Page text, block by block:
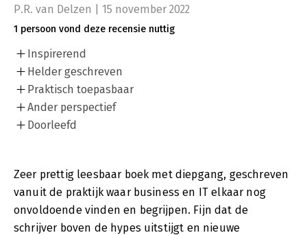
P.R. van Delzen | 15 november 2022
1 persoon vond deze recensie nuttig
Inspirerend
Helder geschreven
Praktisch toepasbaar
Ander perspectief
Doorleefd
Zeer prettig leesbaar boek met diepgang, geschreven
vanuit de praktijk waar business en IT elkaar nog
onvoldoende vinden en begrijpen. Fijn dat de
schrijver boven de hypes uitstijgt en nieuwe